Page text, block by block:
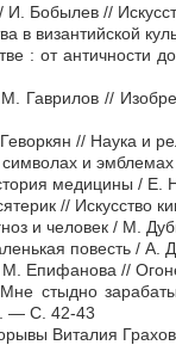
И. Бобылев //
в византийской
: от
Гаврилов //
// Наука
и
медицины /
//
и человек / М.
повесть /
М. Епифанова //
стыдно
— С. 42-43
Виталия